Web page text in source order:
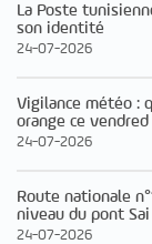
La Poste
son identité
24-07-2026
Vigilance météo :
orange ce vendred
24-07-2026
Route nationale
niveau du pont Sai
24-07-2026